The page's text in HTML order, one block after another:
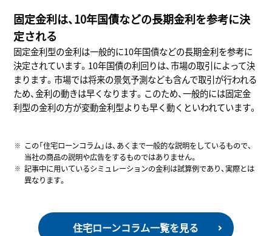
固定金利は、10年国債などの長期金利を参考に決
定される
固定金利型の金利は一般的に10年国債などの長期金利を参考に
決定されています。10年国債の利回りは、市場の取引によって決
まります。市場では将来の景気予測なども含んで取引が行われる
ため、金利の動きは早くなります。このため、一般的には固定金
利型の金利の方が変動金利型よりも早く動くといわれています。
この「住宅ローンコラム」は、あくまで一般的な説明をしているもので、
当社の商品の説明や広告をするものではありません。
記事中に用いているシミュレーションの金利は試算例であり、実際とは
異なります。
住宅ローンコラム一覧を見る